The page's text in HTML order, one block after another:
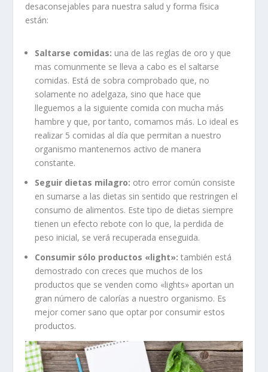
desaconsejables para nuestra salud y forma física
están:
Saltarse comidas: una de las reglas de oro y que
mas comunmente se lleva a cabo es el saltarse
comidas. Está de sobra comprobado que, no
solamente no adelgaza, sino que hace que
lleguemos a la siguiente comida con mucha más
hambre y que, por tanto, comamos más. Lo ideal es
realizar 5 comidas al día que permitan a nuestro
organismo mantenernos activo de manera
constante.
Seguir dietas milagro: otro error común consiste
en sumarse a las dietas sin sentido que restringen el
consumo de alimentos. Este tipo de dietas siempre
tienen un efecto rebote con lo que, la perdida de
peso inicial, se verá recuperada enseguida.
Consumir sólo productos «light»: también está
demostrado con creces que muchos de los
productos que se venden como «lights» aportan un
gran número de calorías a nuestro organismo. Es
mejor comer sano que optar por consumir estos
productos.